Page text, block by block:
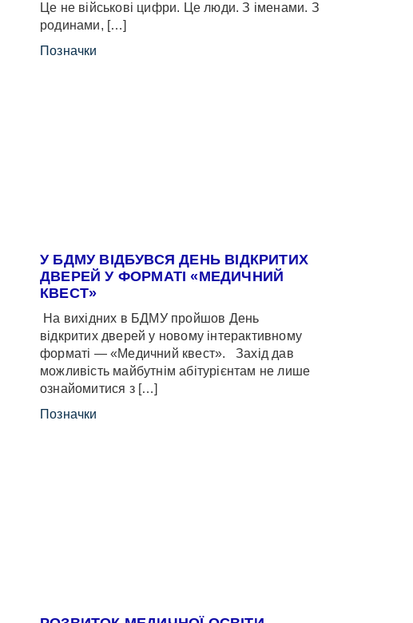
Це не військові цифри. Це люди. З іменами. З
родинами, […]
Позначки
У БДМУ ВІДБУВСЯ ДЕНЬ ВІДКРИТИХ
ДВЕРЕЙ У ФОРМАТІ «МЕДИЧНИЙ
КВЕСТ»
На вихідних в БДМУ пройшов День
відкритих дверей у новому інтерактивному
форматі — «Медичний квест». Захід дав
можливість майбутнім абітурієнтам не лише
ознайомитися з […]
Позначки